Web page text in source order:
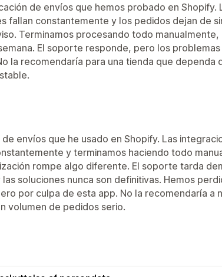
de envíos que hemos probado en Shopify.
fallan constantemente y los pedidos dejan de
Terminamos procesando todo
El soporte responde, pero los
la recomendaría para una tienda que dependa
envíos que he usado en Shopify. Las
y terminamos haciendo todo
rompe algo diferente. El soporte tarda
soluciones nunca son definitivas. Hemos
por culpa de esta app. No la recomendaría a
volumen de pedidos serio.